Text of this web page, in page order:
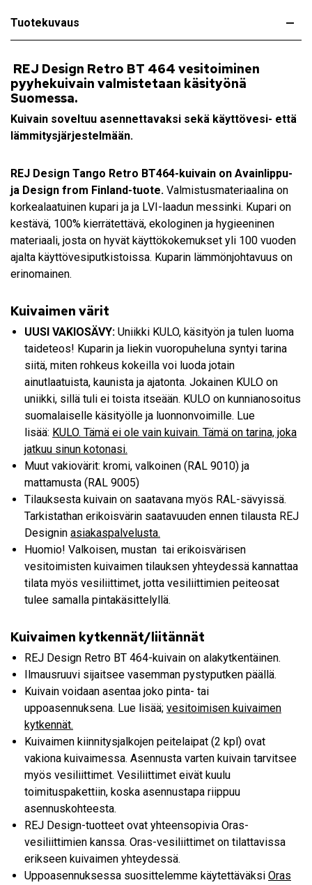
Tuotekuvaus
REJ Design Retro BT 464 vesitoiminen
pyyhekuivain valmistetaan käsityönä
Suomessa.
Kuivain soveltuu asennettavaksi sekä käyttövesi- että
lämmitysjärjestelmään.
REJ Design Tango Retro BT464-kuivain on Avainlippu-
ja Design from Finland-tuote. Valmistusmateriaalina on
korkealaatuinen kupari ja ja LVI-laadun messinki. Kupari on
kestävä, 100% kierrätettävä, ekologinen ja hygieeninen
materiaali, josta on hyvät käyttökokemukset yli 100 vuoden
ajalta käyttövesiputkistoissa. Kuparin lämmönjohtavuus on
erinomainen.
Kuivaimen värit
UUSI VAKIOSÄVY: Uniikki KULO, käsityön ja tulen luoma
taideteos! Kuparin ja liekin vuoropuheluna syntyi tarina
siitä, miten rohkeus kokeilla voi luoda jotain
ainutlaatuista, kaunista ja ajatonta. Jokainen KULO on
uniikki, sillä tuli ei toista itseään. KULO on kunnianosoitus
suomalaiselle käsityölle ja luonnonvoimille. Lue
lisää: KULO. Tämä ei ole vain kuivain. Tämä on tarina, joka
jatkuu sinun kotonasi.
Muut vakiovärit: kromi, valkoinen (RAL 9010) ja
mattamusta (RAL 9005) ​
Tilauksesta kuivain on saatavana myös RAL-sävyissä.
Tarkistathan erikoisvärin saatavuuden ennen tilausta REJ
Designin asiakaspalvelusta.
Huomio! Valkoisen, mustan tai erikoisvärisen
vesitoimisten kuivaimen tilauksen yhteydessä kannattaa
tilata myös vesiliittimet, jotta vesiliittimien peiteosat
tulee samalla pintakäsittelyllä.
Kuivaimen kytkennät/liitännät
REJ Design Retro BT 464-kuivain on alakytkentäinen.
Ilmausruuvi sijaitsee vasemman pystyputken päällä.
Kuivain voidaan asentaa joko pinta- tai
uppoasennuksena. Lue lisää; vesitoimisen kuivaimen
kytkennät.
Kuivaimen kiinnitysjalkojen peitelaipat (2 kpl) ovat
vakiona kuivaimessa. Asennusta varten kuivain tarvitsee
myös vesiliittimet. Vesiliittimet eivät kuulu
toimituspakettiin, koska asennustapa riippuu
asennuskohteesta.
REJ Design-tuotteet ovat yhteensopivia Oras-
vesiliittimien kanssa. Oras-vesiliittimet on tilattavissa
erikseen kuivaimen yhteydessä.
Uppoasennuksessa suosittelemme käytettäväksi Oras